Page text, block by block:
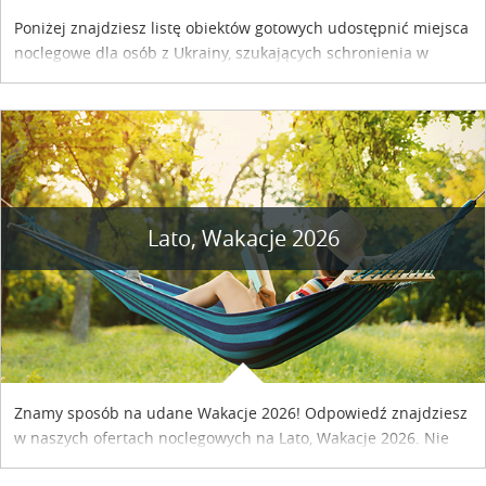
Poniżej znajdziesz listę obiektów gotowych udostępnić miejsca
noclegowe dla osób z Ukrainy, szukających schronienia w
Lato, Wakacje 2026
Znamy sposób na udane Wakacje 2026! Odpowiedź znajdziesz
w naszych ofertach noclegowych na Lato, Wakacje 2026. Nie
zwlekaj atrakcyjne noclegi czekają...